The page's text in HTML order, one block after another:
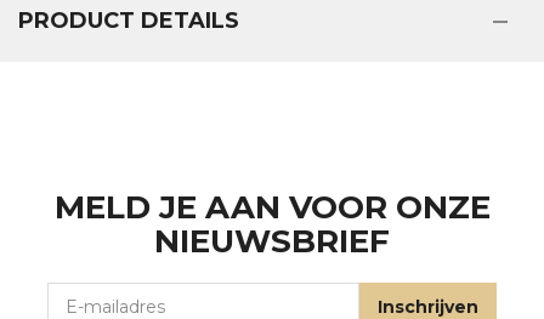
PRODUCT DETAILS
MELD JE AAN VOOR ONZE
NIEUWSBRIEF
Inschrijven